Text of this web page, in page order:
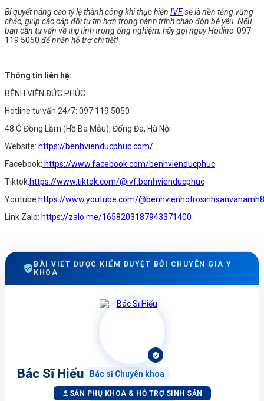
Bí quyết nâng cao tỷ lệ thành công khi thực hiện IVFsẽ là nền tảng vững
chắc, giúp các cặp đôi tự tin hơn trong hành trình chào đón bé yêu. Nếu
bạn cần tư vấn về thụ tinh trong ống nghiệm, hãy gọi ngay Hotline 097
119 5050 để nhận hỗ trợ chi tiết!
Thông tin liên hệ:
BỆNH VIỆN ĐỨC PHÚC
Hotline tư vấn 24/7: 097 119 5050
48 Ô Đồng Lầm (Hồ Ba Mẫu), Đống Đa, Hà Nội
Website: https://benhvienducphuc.com/
Facebook: https://www.facebook.com/benhvienducphuc
Tiktok:https://www.tiktok.com/@ivf.benhvienducphuc
Youtube:https://www.youtube.com/
Link Zalo: https://zalo.me/1658203187943371400
BÀI VIẾT ĐƯỢC KIỂM DUYỆT BỞI CHUYÊN GIA Y
KHOA
Bác Sĩ Hiếu Bác sĩ Chuyên khoa
SẢN PHỤ KHOA & HỖ TRỢ SINH SẢN